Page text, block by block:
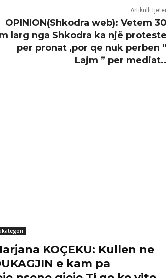
Artikulli tjetër
OPINION(Shkodra web): Vetem 30
larg nga Shkodra ka një proteste
per pronat ,por qe nuk perben ”
Lajm ” per mediat..
KOÇEKU: Kullen ne
e kam pa